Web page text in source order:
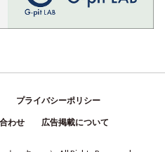
プライバシーポリシー
わせ 広告掲載について